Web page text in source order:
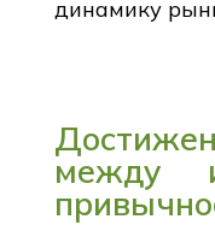
динамику
между